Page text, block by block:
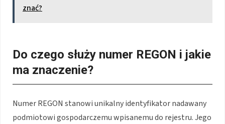
znać?
Do czego służy numer REGON i jakie
ma znaczenie?
Numer REGON stanowi unikalny identyfikator nadawany
podmiotowi gospodarczemu wpisanemu do rejestru. Jego